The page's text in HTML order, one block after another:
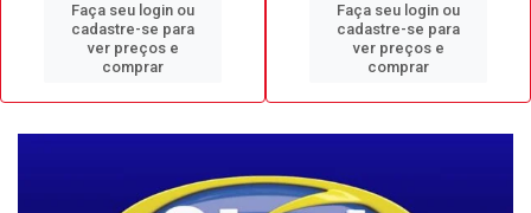
Faça seu login ou
cadastre-se para
ver preços e
comprar
Faça seu login ou
cadastre-se para
ver preços e
comprar